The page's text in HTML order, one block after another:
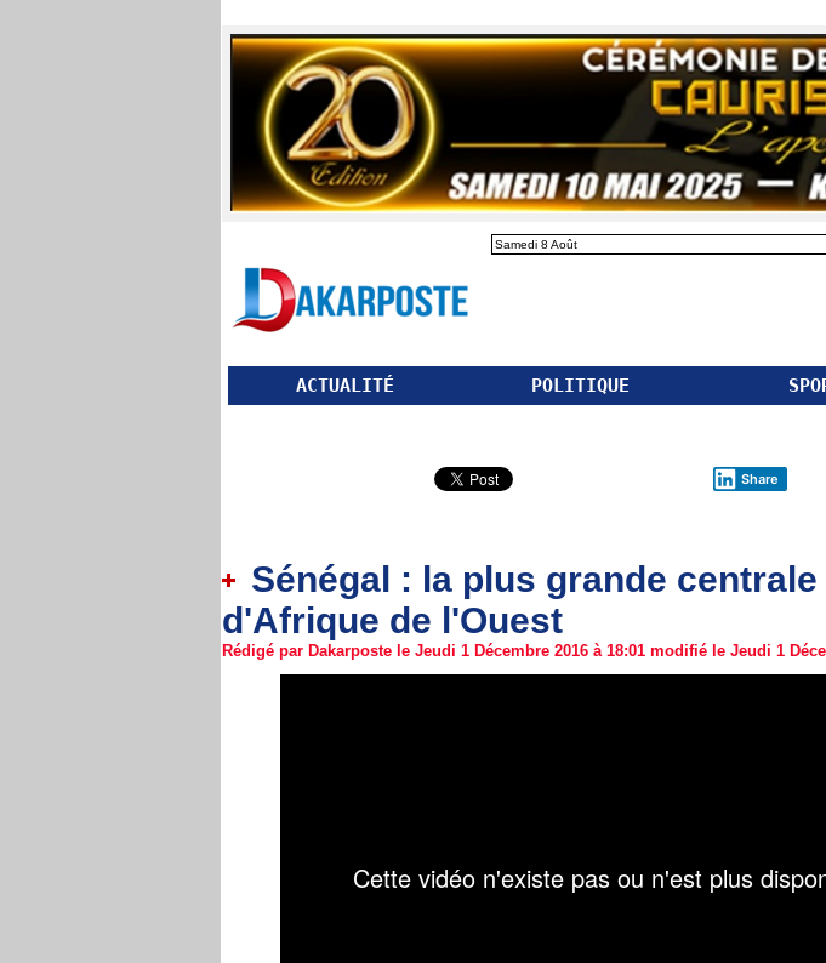
Samedi 8 Août
ACTUALITÉ POLITIQUE
Share
Sénégal : la plus grande
d'Afrique de l'Ouest
Rédigé par Dakarposte le Jeudi 1 Décembre 2016 à 18:01 modifié le Jeudi 1